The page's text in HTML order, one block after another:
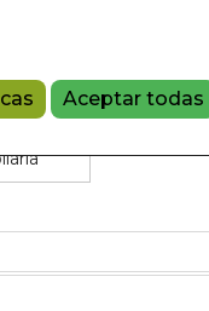
Aceptar todas